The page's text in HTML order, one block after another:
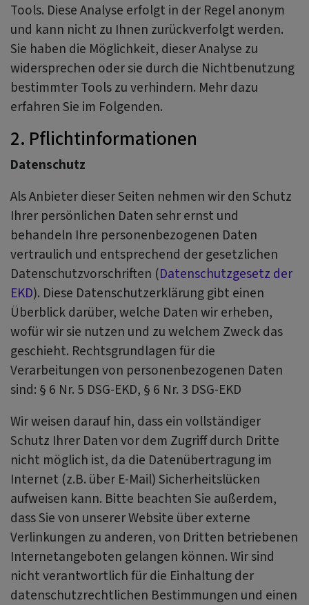
Tools. Diese Analyse erfolgt in der Regel anonym
und kann nicht zu Ihnen zurückverfolgt werden.
Sie haben die Möglichkeit, dieser Analyse zu
widersprechen oder sie durch die Nichtbenutzung
bestimmter Tools zu verhindern. Mehr dazu
erfahren Sie im Folgenden.
2. Pflichtinformationen
Datenschutz
Als Anbieter dieser Seiten nehmen wir den Schutz
Ihrer persönlichen Daten sehr ernst und
behandeln Ihre personenbezogenen Daten
vertraulich und entsprechend der gesetzlichen
Datenschutzvorschriften (Datenschutzgesetz der
EKD). Diese Datenschutzerklärung gibt einen
Überblick darüber, welche Daten wir erheben,
wofür wir sie nutzen und zu welchem Zweck das
geschieht. Rechtsgrundlagen für die
Verarbeitungen von personenbezogenen Daten
sind: § 6 Nr. 5 DSG-EKD, § 6 Nr. 3 DSG-EKD
Wir weisen darauf hin, dass ein vollständiger
Schutz Ihrer Daten vor dem Zugriff durch Dritte
nicht möglich ist, da die Datenübertragung im
Internet (z.B. über E-Mail) Sicherheitslücken
aufweisen kann. Bitte beachten Sie außerdem,
dass Sie von unserer Website über externe
Verlinkungen zu anderen, von Dritten betriebenen
Internetangeboten gelangen können. Wir sind
nicht verantwortlich für die Einhaltung der
datenschutzrechtlichen Bestimmungen und einen